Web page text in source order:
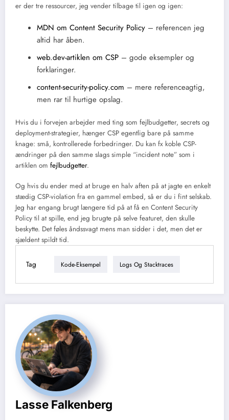
er der tre ressourcer, jeg vender tilbage til igen og igen:
MDN om Content Security Policy – referencen jeg
altid har åben.
web.dev-artiklen om CSP – gode eksempler og
forklaringer.
content-security-policy.com – mere referenceagtig,
men rar til hurtige opslag.
Hvis du i forvejen arbejder med ting som fejlbudgetter, secrets og
deployment-strategier, hænger CSP egentlig bare på samme
knage: små, kontrollerede forbedringer. Du kan fx koble CSP-
ændringer på den samme slags simple “incident note” som i
artiklen om fejlbudgetter.
Og hvis du ender med at bruge en halv aften på at jagte en enkelt
stædig CSP-violation fra en gammel embed, så er du i fint selskab.
Jeg har engang brugt længere tid på at få en Content Security
Policy til at spille, end jeg brugte på selve featuret, den skulle
beskytte. Det føles åndssvagt mens man sidder i det, men det er
sjældent spildt tid.
Tag Kode-Eksempel Logs Og Stacktraces
Lasse Falkenberg